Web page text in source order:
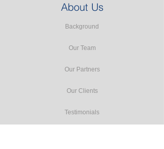
About Us
Background
Our Team
Our Partners
Our Clients
Testimonials